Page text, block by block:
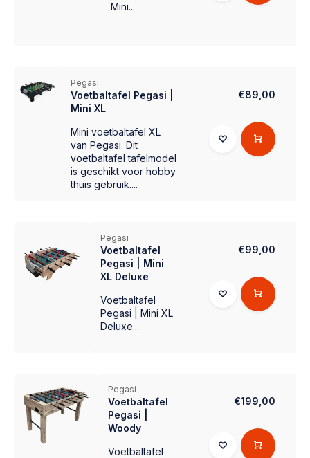
Mini...
Pegasi
Voetbaltafel Pegasi |
Mini XL
Mini voetbaltafel XL
van Pegasi. Dit
voetbaltafel tafelmodel
is geschikt voor hobby
thuis gebruik....
€89,00
Pegasi
Voetbaltafel
Pegasi | Mini
XL Deluxe
Voetbaltafel
Pegasi | Mini XL
Deluxe...
€99,00
Pegasi
Voetbaltafel
Pegasi |
Woody
Voetbaltafel
€199,00